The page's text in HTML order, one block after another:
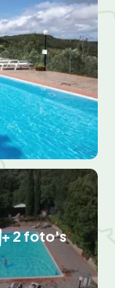
+ 2 foto's